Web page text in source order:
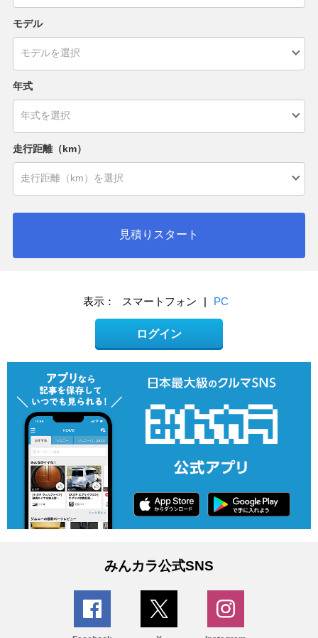
モデル
年式
走行距離（km）
見積りスタート
表示： スマートフォン | PC
ログイン
みんカラ公式SNS